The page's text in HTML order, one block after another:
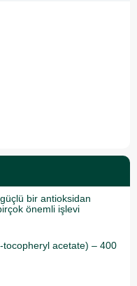
bir antioksidan
önemli işlevi
acetate) – 400